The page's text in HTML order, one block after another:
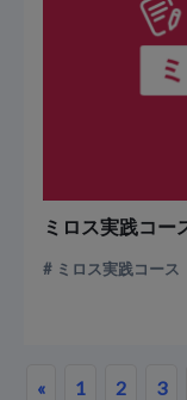
ミロス実践コー
ミロス実践コース
« 1 2 3